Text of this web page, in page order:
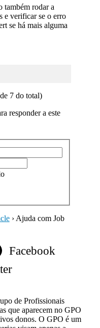
também rodar a
e verificar se o erro
se há mais alguma
7 do total)
responder a este
› Ajuda com Job
Facebook
de Profissionais
que aparecem no GPO
donos. O GPO é um